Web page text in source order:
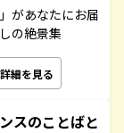
があなたにお届
の絶景集
詳細を見る
スのことばと